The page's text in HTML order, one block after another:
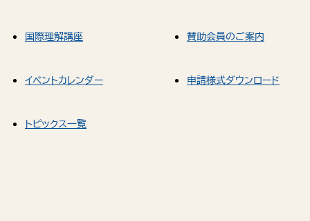
国際理解講座
イベントカレンダー
トピックス一覧
賛助会員のご案内
申請様式ダウンロード